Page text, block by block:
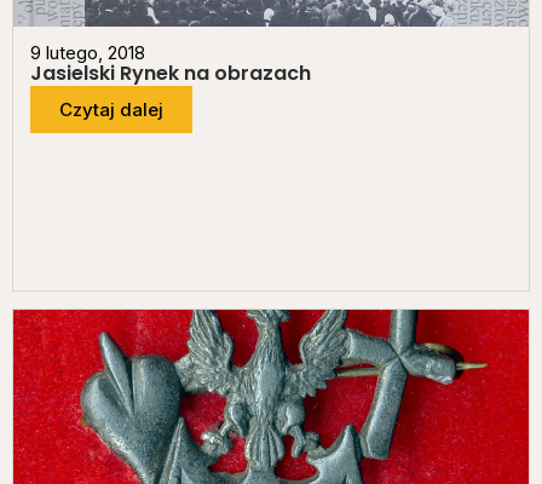
9 lutego, 2018
Jasielski Rynek na obrazach
Czytaj dalej